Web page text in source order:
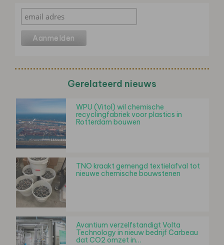
Gerelateerd nieuws
WPU (Vitol) wil chemische
recyclingfabriek voor plastics in
Rotterdam bouwen
TNO kraakt gemengd textielafval tot
nieuwe chemische bouwstenen
Avantium verzelfstandigt Volta
Technology in nieuw bedrijf Carbeau
dat CO2 omzet in…